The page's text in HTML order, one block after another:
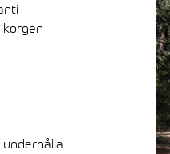
korgen